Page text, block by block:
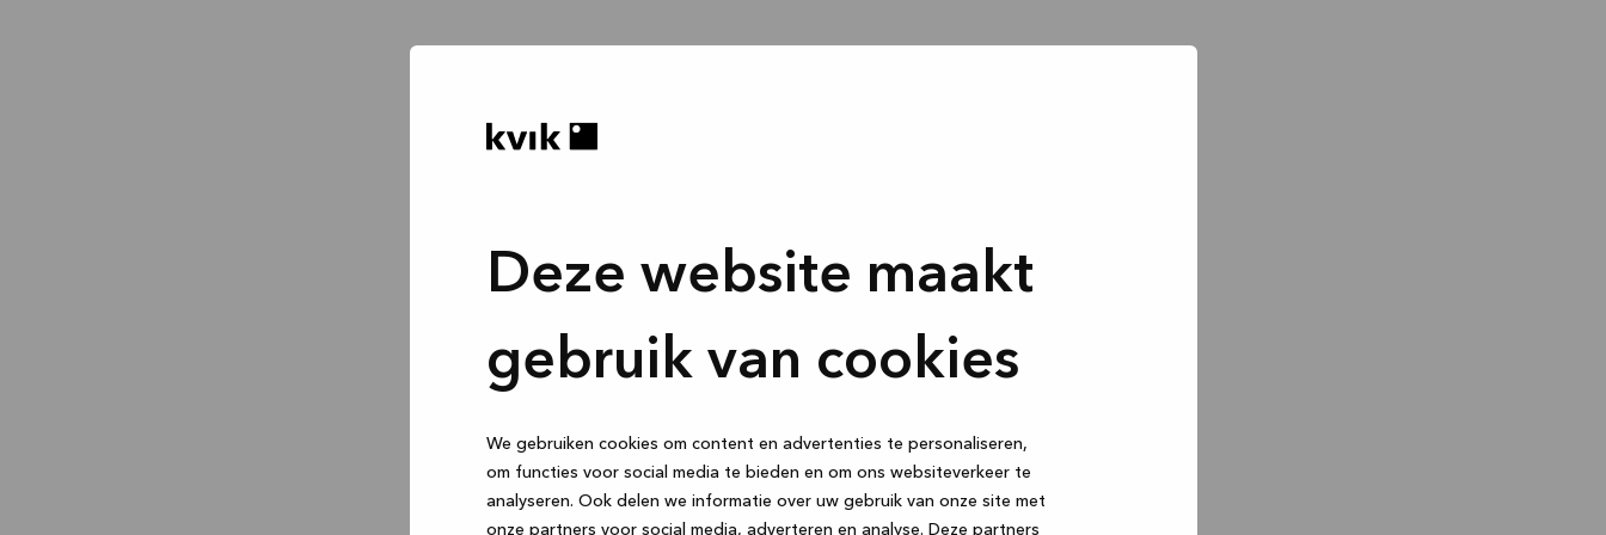
Deze website maakt
gebruik van cookies
We gebruiken cookies om content en advertenties te personaliseren,
om functies voor social media te bieden en om ons websiteverkeer te
analyseren. Ook delen we informatie over uw gebruik van onze site met
onze partners voor social media, adverteren en analyse. Deze partners